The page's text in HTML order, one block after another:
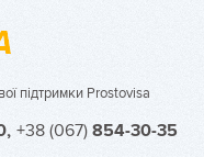
підтримки Prostovisa
+38 (067) 854-30-35